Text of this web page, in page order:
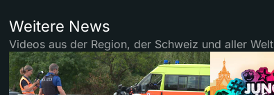
Weitere News
Videos aus der Region, der Schweiz und aller Welt